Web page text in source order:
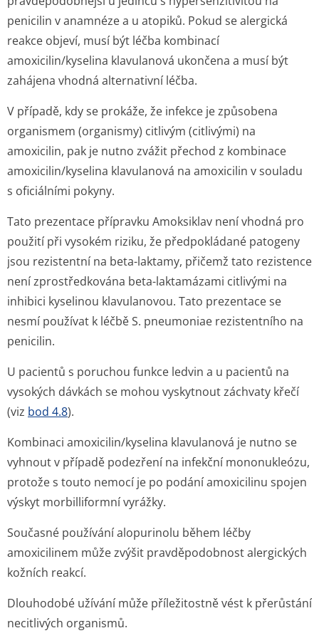
penicilin v anamnéze a u atopiků. Pokud se alergická
reakce objeví, musí být léčba kombinací
amoxicilin/kyselina klavulanová ukončena a musí být
zahájena vhodná alternativní léčba.
V případě, kdy se prokáže, že infekce je způsobena
organismem (organismy) citlivým (citlivými) na
amoxicilin, pak je nutno zvážit přechod z kombinace
amoxicilin/kyselina klavulanová na amoxicilin v souladu
s oficiálními pokyny.
Tato prezentace přípravku Amoksiklav není vhodná pro
použití při vysokém riziku, že předpokládané patogeny
jsou rezistentní na beta-laktamy, přičemž tato rezistence
není zprostředkována beta-laktamázami citlivými na
inhibici kyselinou klavulanovou. Tato prezentace se
nesmí používat k léčběS. pneumoniae rezistentního na
penicilin.
U pacientů s poruchou funkce ledvin a u pacientů na
vysokých dávkách se mohou vyskytnout záchvaty křečí
(viz bod 4.8).
Kombinaci amoxicilin/kyselina klavulanová je nutno se
vyhnout v případě podezření na infekční mononukleózu,
protože s touto nemocí je po podání amoxicilinu spojen
výskyt morbilliformní vyrážky.
Současné používání alopurinolu během léčby
amoxicilinem může zvýšit pravděpodobnost alergických
kožních reakcí.
Dlouhodobé užívání může příležitostně vést k přerůstání
necitlivých organismů.